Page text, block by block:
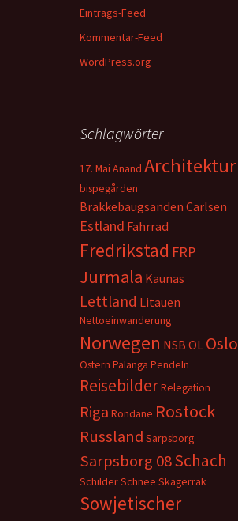
Eintrags-Feed
Kommentar-Feed
WordPress.org
Schlagwörter
17. Mai Anand Architektur
bispegården
Brakkebaugsanden Carlsen
Estland Fahrrad
Fredrikstad FRP
Jurmala Kaunas
Lettland Litauen
Nettoeinwanderung
Norwegen NSB OL Oslo
Ostern Palanga Pendeln
ReisebilderRelegation
Riga Rondane Rostock
Russland Sarpsborg
Sarpsborg 08Schach
SchilderSchnee Skagerrak
Sowjetischer